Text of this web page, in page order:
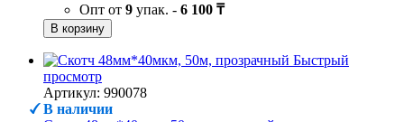
Опт от 9 упак. - 6 100 ₸
В корзину
Быстрый
просмотр
Артикул: 990078
В наличии